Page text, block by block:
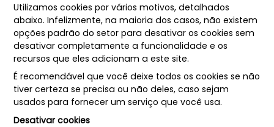
Utilizamos cookies por vários motivos, detalhados
abaixo. Infelizmente, na maioria dos casos, não existem
opções padrão do setor para desativar os cookies sem
desativar completamente a funcionalidade e os
recursos que eles adicionam a este site.
É recomendável que você deixe todos os cookies se não
tiver certeza se precisa ou não deles, caso sejam
usados ​​para fornecer um serviço que você usa.
Desativar cookies